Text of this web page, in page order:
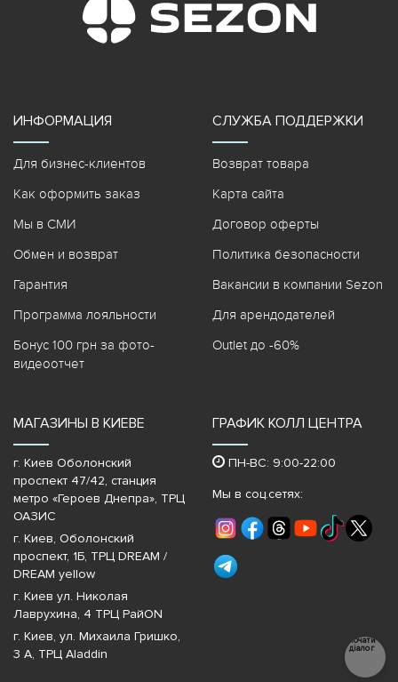
ИНФОРМАЦИЯ
Для бизнес-клиентов
Как оформить заказ
Мы в СМИ
Обмен и возврат
Гарантия
Программа лояльности
Бонус 100 грн за фото-
видеоотчет
СЛУЖБА ПОДДЕРЖКИ
Возврат товара
Карта сайта
Договор оферты
Политика безопасности
Вакансии в компании Sezon
Для арендодателей
Outlet до -60%
МАГАЗИНЫ В КИЕВЕ
г. Киев Оболонский
проспект 47/42, станция
метро «Героев Днепра»‎, ТРЦ
ОАЗИС
г. Киев, Оболонский
проспект, 1Б, ТРЦ DREAM /
DREAM yellow
г. Киев ул. Николая
Лаврухина, 4 ТРЦ РайON
г. Киев, ул. Михаила Гришко,
3 А, ТРЦ Aladdin
ГРАФИК КОЛЛ ЦЕНТРА
ПН-ВС: 9:00-22:00
Мы в соц.сетях:
Почати
діалог